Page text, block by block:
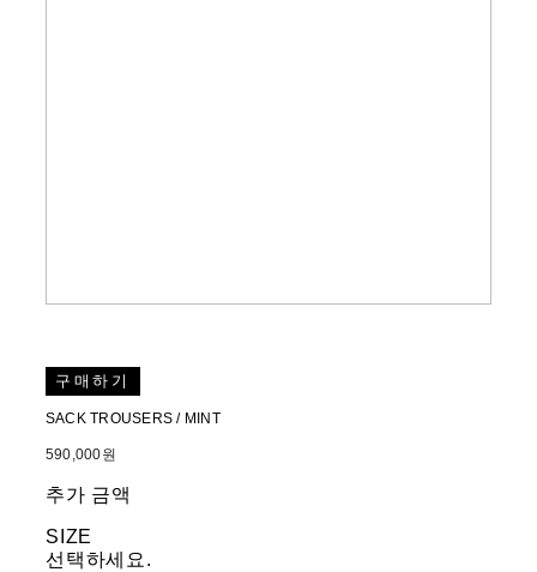
구매하기
SACK TROUSERS / MINT
590,000원
추가 금액
SIZE
선택하세요.